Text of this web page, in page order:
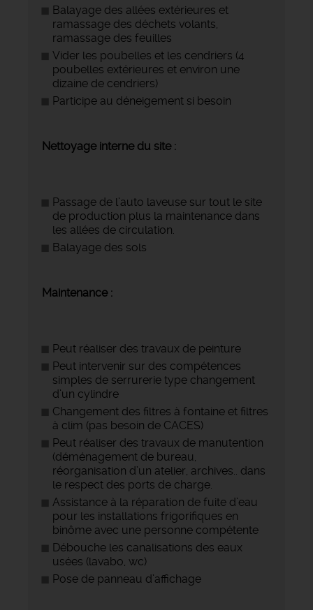
Balayage des allées extérieures et
ramassage des déchets volants,
ramassage des feuilles
Vider les poubelles et les cendriers (4
poubelles extérieures et environ une
dizaine de cendriers)
Participe au déneigement si besoin
Nettoyage interne du site :
Passage de l’auto laveuse sur tout le site
de production plus la maintenance dans
les allées de circulation.
Balayage des sols
Maintenance :
Peut réaliser des travaux de peinture
Peut intervenir sur des compétences
simples de serrurerie type changement
d’un cylindre
Changement des filtres à fontaine et filtres
à clim (pas besoin de CACES)
Peut réaliser des travaux de manutention
(déménagement de bureau,
réorganisation d’un atelier, archives.. dans
le respect des ports de charge.
Assistance à la réparation de fuite d’eau
pour les installations frigorifiques en
binôme avec une personne compétente
Débouche les canalisations des eaux
usées (lavabo, wc)
Pose de panneau d’affichage